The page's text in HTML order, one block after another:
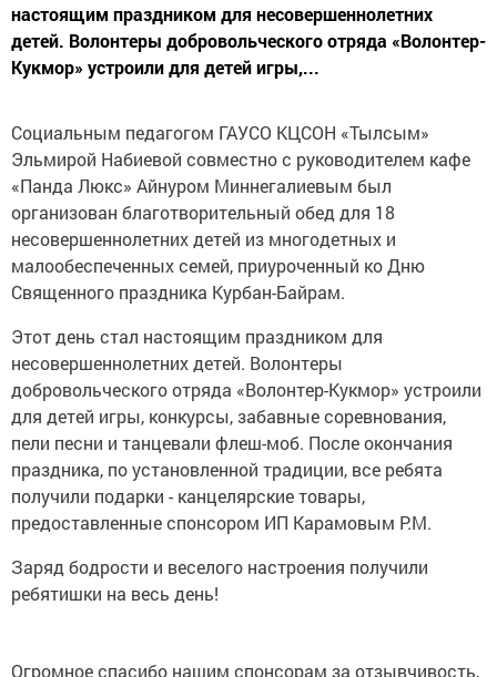
настоящим праздником для несовершеннолетних
детей. Волонтеры добровольческого отряда «Волонтер-
Кукмор» устроили для детей игры,...
Социальным педагогом ГАУСО КЦСОН «Тылсым»
Эльмирой Набиевой совместно с руководителем кафе
«Панда Люкс» Айнуром Миннегалиевым был
организован благотворительный обед для 18
несовершеннолетних детей из многодетных и
малообеспеченных семей, приуроченный ко Дню
Священного праздника Курбан-Байрам.
Этот день стал настоящим праздником для
несовершеннолетних детей. Волонтеры
добровольческого отряда «Волонтер-Кукмор» устроили
для детей игры, конкурсы, забавные соревнования,
пели песни и танцевали флеш-моб. После окончания
праздника, по установленной традиции, все ребята
получили подарки - канцелярские товары,
предоставленные спонсором ИП Карамовым Р.М.
Заряд бодрости и веселого настроения получили
ребятишки на весь день!
Огромное спасибо нашим спонсорам за отзывчивость,